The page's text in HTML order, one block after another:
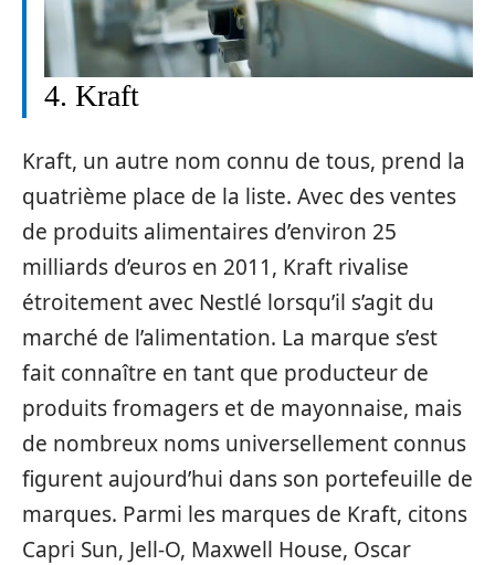
4. Kraft
Kraft, un autre nom connu de tous, prend la
quatrième place de la liste. Avec des ventes
de produits alimentaires d’environ 25
milliards d’euros en 2011, Kraft rivalise
étroitement avec Nestlé lorsqu’il s’agit du
marché de l’alimentation. La marque s’est
fait connaître en tant que producteur de
produits fromagers et de mayonnaise, mais
de nombreux noms universellement connus
figurent aujourd’hui dans son portefeuille de
marques. Parmi les marques de Kraft, citons
Capri Sun, Jell-O, Maxwell House, Oscar